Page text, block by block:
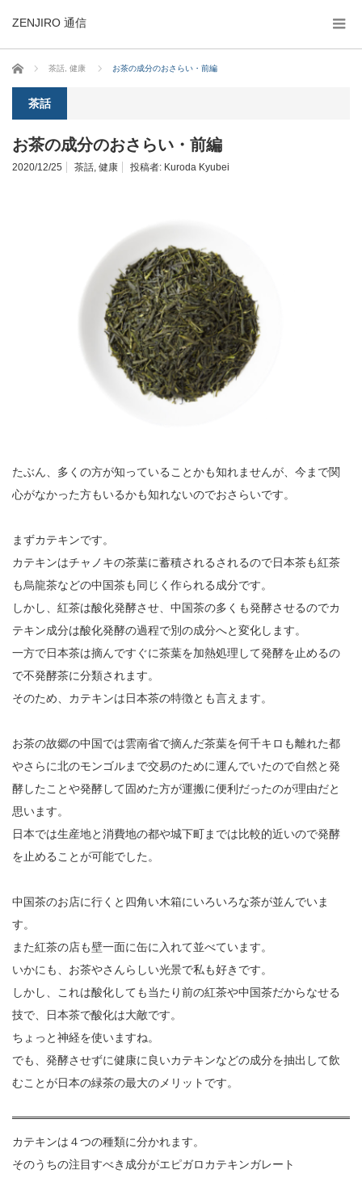
ZENJIRO 通信
ホーム 茶話 健康 お茶の成分のおさらい・前編
茶話
お茶の成分のおさらい・前編
2020/12/25 茶話, 健康 投稿者: Kuroda Kyubei
たぶん、多くの方が知っていることかも知れませんが、今まで関
心がなかった方もいるかも知れないのでおさらいです。
まずカテキンです。
カテキンはチャノキの茶葉に蓄積されるされるので日本茶も紅茶
も烏龍茶などの中国茶も同じく作られる成分です。
しかし、紅茶は酸化発酵させ、中国茶の多くも発酵させるのでカ
テキン成分は酸化発酵の過程で別の成分へと変化します。
一方で日本茶は摘んですぐに茶葉を加熱処理して発酵を止めるの
で不発酵茶に分類されます。
そのため、カテキンは日本茶の特徴とも言えます。
お茶の故郷の中国では雲南省で摘んだ茶葉を何千キロも離れた都
やさらに北のモンゴルまで交易のために運んでいたので自然と発
酵したことや発酵して固めた方が運搬に便利だったのが理由だと
思います。
日本では生産地と消費地の都や城下町までは比較的近いので発酵
を止めることが可能でした。
中国茶のお店に行くと四角い木箱にいろいろな茶が並んでいま
す。
また紅茶の店も壁一面に缶に入れて並べています。
いかにも、お茶やさんらしい光景で私も好きです。
しかし、これは酸化しても当たり前の紅茶や中国茶だからなせる
技で、日本茶で酸化は大敵です。
ちょっと神経を使いますね。
でも、発酵させずに健康に良いカテキンなどの成分を抽出して飲
むことが日本の緑茶の最大のメリットです。
カテキンは４つの種類に分かれます。
そのうちの注目すべき成分がエピガロカテキンガレート